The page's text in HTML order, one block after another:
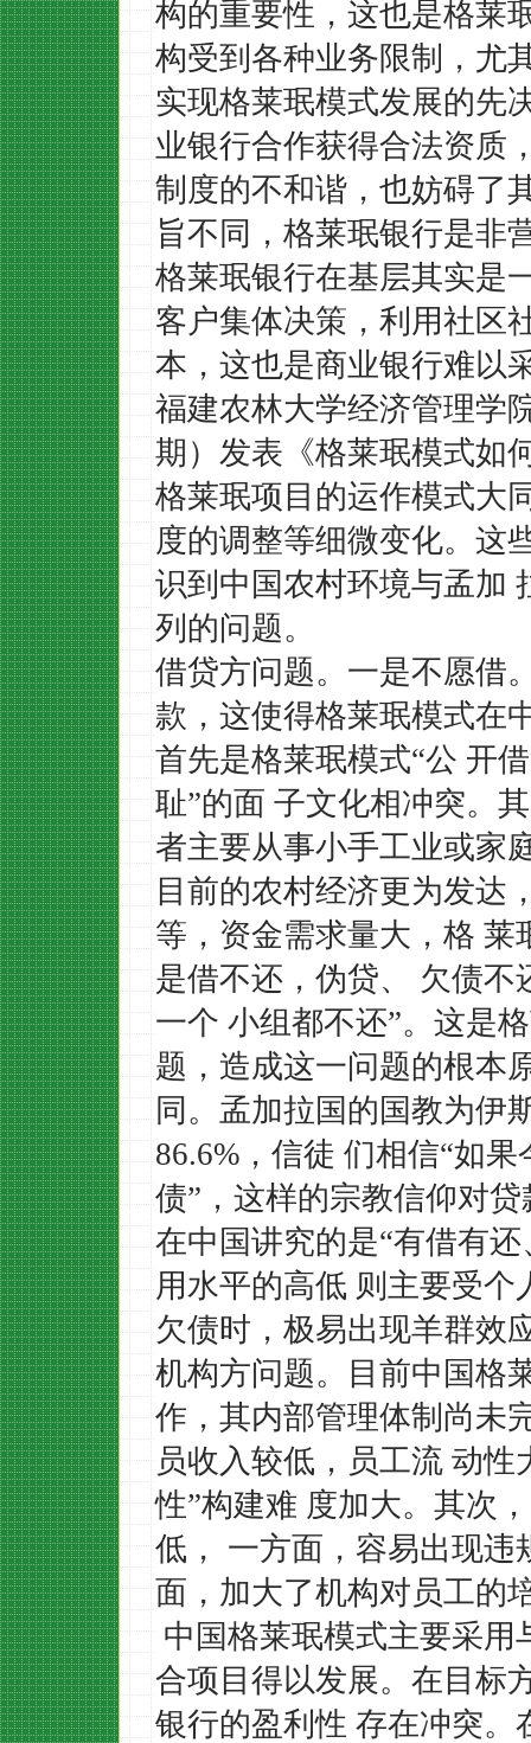
构的重要性，这也是格莱
构受到各种业务限制，尤
实现格莱珉模式发展的先
业银行合作获得合法资质
制度的不和谐，也妨碍了
旨不同，格莱珉银行是非
格莱珉银行在基层其实是
客户集体决策，利用社区
本，这也是商业银行难以
福建农林大学经济管理学
期）发表《格莱珉模式如
格莱珉项目的运作模式大
度的调整等细微变化。这
识到中国农村环境与孟加
列的问题。
借贷方问题。一是不愿借
款，这使得格莱珉模式在
首先是格莱珉模式“公 开
耻”的面 子文化相冲突。
者主要从事小手工业或家
目前的农村经济更为发达
等，资金需求量大，格
是借不还，伪贷、 欠债不
一个 小组都不还”。这是
题，造成这一问题的根本
同。孟加拉国的国教为伊
86.6%，信徒 们相信“如
债”，这样的宗教信仰对
在中国讲究的是“有借有
用水平的高低 则主要受
欠债时，极易出现羊群效
机构方问题。目前中国格
作，其内部管理体制尚未
员收入较低，员工流 动性
性”构建难 度加大。其次
低， 一方面，容易出现违
面，加大了机构对员工的
中国格莱珉模式主要采用
合项目得以发展。在目标
银行的盈利性 存在冲突。